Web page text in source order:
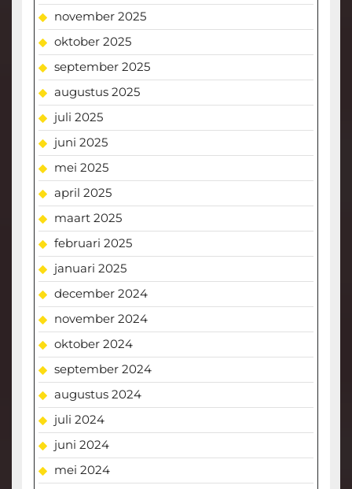
november 2025
oktober 2025
september 2025
augustus 2025
juli 2025
juni 2025
mei 2025
april 2025
maart 2025
februari 2025
januari 2025
december 2024
november 2024
oktober 2024
september 2024
augustus 2024
juli 2024
juni 2024
mei 2024